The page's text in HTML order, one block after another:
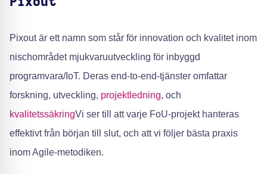
Pixout är ett namn som står för innovation och kvalitet inom
nischområdet mjukvaruutveckling för inbyggd
programvara/IoT. Deras end-to-end-tjänster omfattar
forskning, utveckling, projektledning, och
kvalitetssäkringVi ser till att varje FoU-projekt hanteras
effektivt från början till slut, och att vi följer bästa praxis
inom Agile-metodiken.